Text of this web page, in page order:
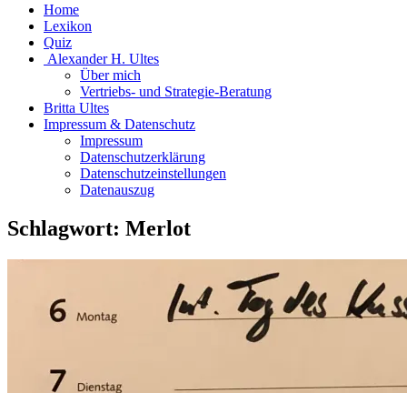
Home
Lexikon
Quiz
Alexander H. Ultes
Über mich
Vertriebs- und Strategie-Beratung
Britta Ultes
Impressum & Datenschutz
Impressum
Datenschutzerklärung
Datenschutzeinstellungen
Datenauszug
Schlagwort: Merlot